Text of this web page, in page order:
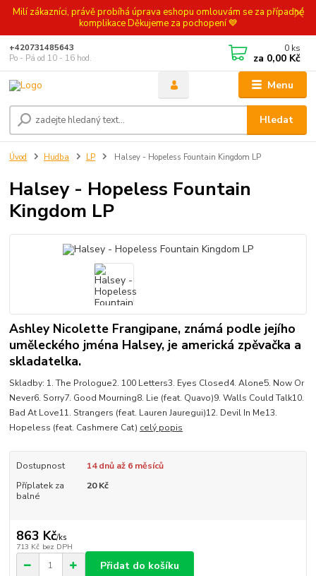
Milí zákazníci, právě probíhá úprava eshopu omlouvám se za případné
komplikace Děkujeme za pochopení 💙
Menu
Hledat
+420731485643
Po - Pá od 10 - 16 hod.
0 ks
za 0,00 Kč
Úvod Hudba LP Halsey - Hopeless Fountain Kingdom LP
Halsey - Hopeless Fountain
Kingdom LP
Ashley Nicolette Frangipane, známá podle jejího
uměleckého jména Halsey, je americká zpěvačka a
skladatelka.
Skladby: 1. The Prologue2. 100 Letters3. Eyes Closed4. Alone5. Now Or
Never6. Sorry7. Good Mourning8. Lie (feat. Quavo)9. Walls Could Talk10.
Bad At Love11. Strangers (feat. Lauren Jauregui)12. Devil In Me13.
Hopeless (feat. Cashmere Cat) celý popis
Dostupnost
14 dnů až 6 měsíců
Příplatek za
balné
20 Kč
863 Kč/ks
713 Kč bez DPH
Přidat do košíku